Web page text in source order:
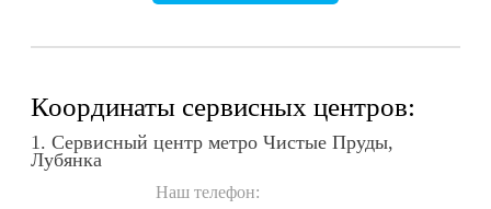
Координаты сервисных центров:
1. Сервисный центр метро Чистые Пруды,
Лубянка
Наш телефон: